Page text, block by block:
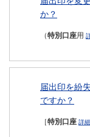
か？
（特別口座用
届出印を紛
ですか？
［特別口座 詳